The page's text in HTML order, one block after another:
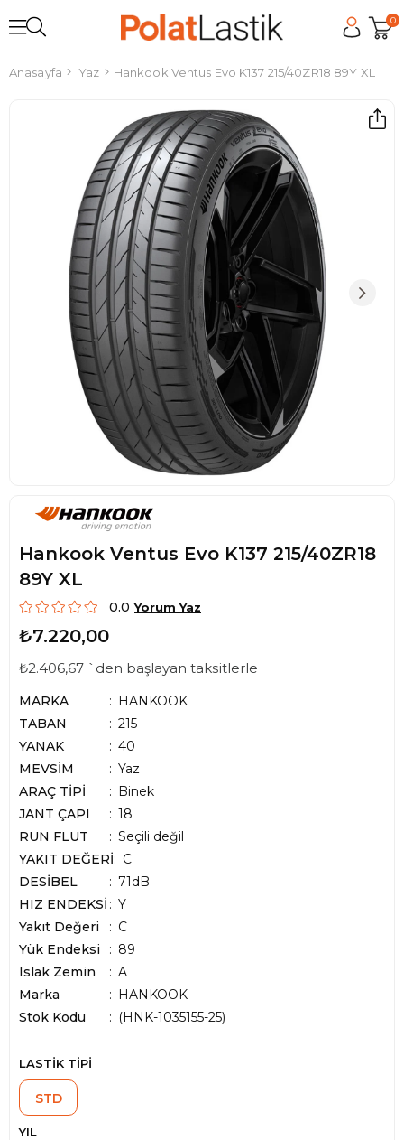
0
Anasayfa Yaz Hankook Ventus Evo K137 215/40ZR18 89Y XL
Hankook Ventus Evo K137 215/40ZR18
89Y XL
0.0 Yorum Yaz
₺7.220,00
₺2.406,67 `den başlayan taksitlerle
MARKA
HANKOOK
TABAN
215
YANAK
40
MEVSİM
Yaz
ARAÇ TİPİ
Binek
JANT ÇAPI
18
RUN FLUT
Seçili değil
YAKIT DEĞERİ
C
DESİBEL
71dB
HIZ ENDEKSİ
Y
Yakıt Değeri
C
Yük Endeksi
89
Islak Zemin
A
Marka
: HANKOOK
Stok Kodu
(HNK-1035155-25)
LASTİK TİPİ
STD
YIL